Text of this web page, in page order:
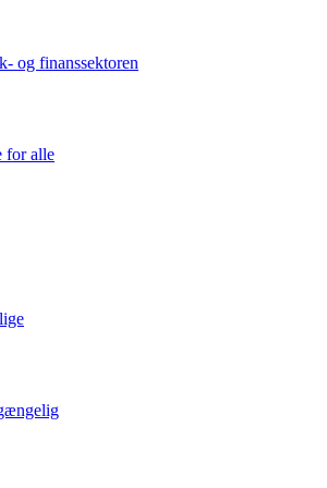
og finanssektoren
for alle